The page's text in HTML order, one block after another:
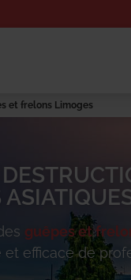
et frelons Limoges
guêpes et
et efficace de